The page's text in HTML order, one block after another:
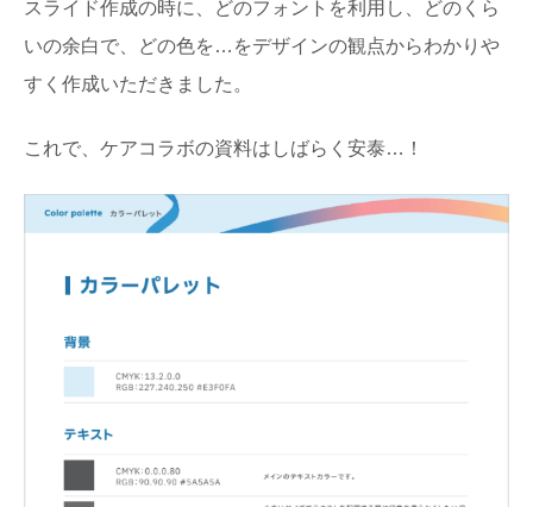
スライド作成の時に、どのフォントを利用し、どのくら
いの余白で、どの色を…をデザインの観点からわかりや
すく作成いただきました。
これで、ケアコラボの資料はしばらく安泰…！